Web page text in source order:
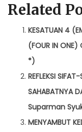
Related
KESATUAN 4
(FOUR IN
*)
REFLEKSI
SAHABATNYA
Suparman
MENYAMBUT